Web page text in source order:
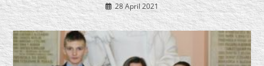
28 April 2021